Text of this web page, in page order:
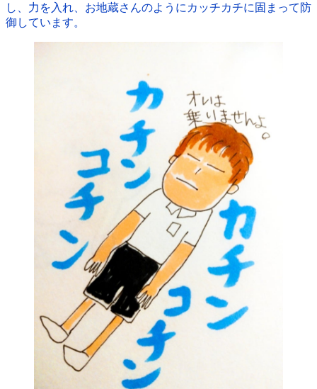
し、力を入れ、お地蔵さんのようにカッチカチに固まって防
御しています。